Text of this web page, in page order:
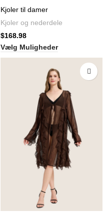
Kjoler til damer
Kjoler og nederdele
$168.98
Vælg Muligheder